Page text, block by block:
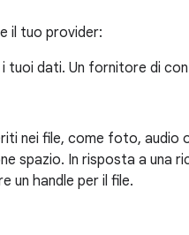
il tuo provider:
tuoi dati. Un fornitore di
nei file, come foto, audio
spazio. In risposta a una
un handle per il file.